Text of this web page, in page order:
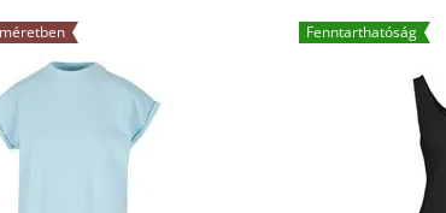
Fenntarthatóság